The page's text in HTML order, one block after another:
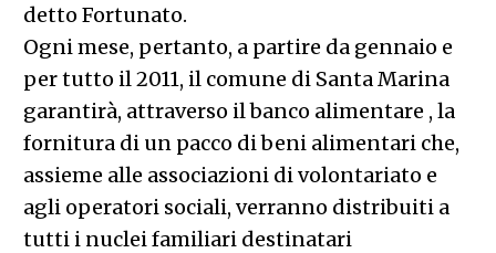
detto Fortunato.
Ogni mese, pertanto, a partire da gennaio e
per tutto il 2011, il comune di Santa Marina
garantirà, attraverso il banco alimentare , la
fornitura di un pacco di beni alimentari che,
assieme alle associazioni di volontariato e
agli operatori sociali, verranno distribuiti a
tutti i nuclei familiari destinatari